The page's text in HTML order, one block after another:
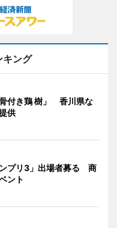
キング
付き鶏 樹」 香川県な
供
プリ3」出場者募る 商
ント